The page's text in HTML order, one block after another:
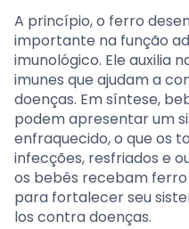
A princípio, o ferro
importante na função
imunológico. Ele auxilia
imunes que ajudam a
doenças. Em síntese,
podem apresentar um
enfraquecido, o que os
infecções, resfriados e
os bebês recebam
para fortalecer seu
los contra doenças.